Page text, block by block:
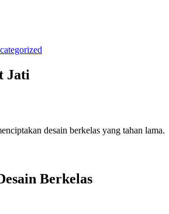
Jati
desain berkelas yang tahan lama.
Berkelas